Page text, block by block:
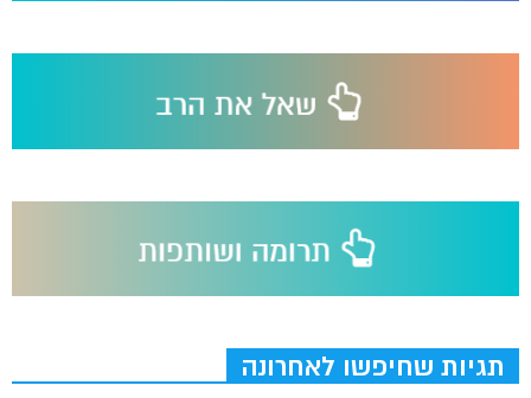
תגיות שחיפשו לאחרונה